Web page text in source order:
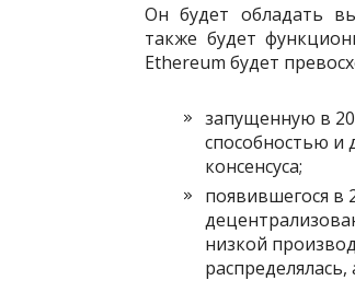
Он будет обладать
также будет
Ethereum будет
запущенную в
способностью и
консенсуса;
появившегося в
низкой